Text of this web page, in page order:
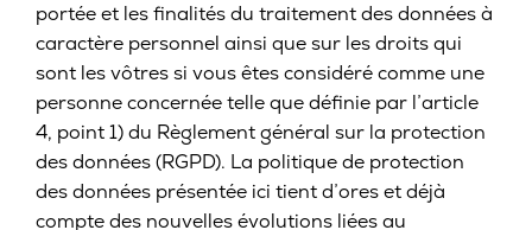
portée et les finalités du traitement des données à
caractère personnel ainsi que sur les droits qui
sont les vôtres si vous êtes considéré comme une
personne concernée telle que définie par l’article
4, point 1) du Règlement général sur la protection
des données (RGPD). La politique de protection
des données présentée ici tient d’ores et déjà
compte des nouvelles évolutions liées au